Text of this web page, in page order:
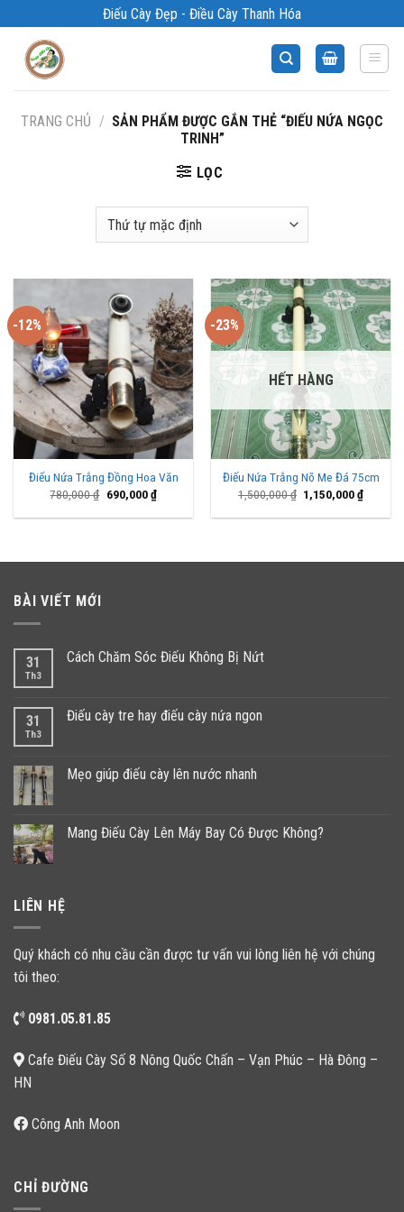
qua
Điếu Cày Đẹp - Điều Cày Thanh Hóa
TRANG CHỦ / SẢN PHẨM ĐƯỢC GẮN THẺ “ĐIẾU NỨA NGỌC
TRINH”
LỌC
-12%
Điếu Nứa Trắng Đồng Hoa Văn
780,000₫ Giá
là:
690,000₫Giá
hiện
tại
-23%
HẾT HÀNG
Điếu Nứa Trắng Nõ Me Đá 75cm
1,500,000₫ Giá
gốc
là:
1,150,000₫Giá
tại
BÀI VIẾT MỚI
31
Th3
Cách Chăm Sóc Điếu Không Bị Nứt
31
Th3
Điếu cày tre hay điếu cày nứa ngon
Mẹo giúp điếu cày lên nước nhanh
Mang Điếu Cày Lên Máy Bay Có Được Không?
LIÊN HỆ
Quý khách có nhu cầu cần được tư vấn vui lòng liên hệ với chúng
tôi theo:
0981.05.81.85
Cafe Điếu Cày Số 8 Nông Quốc Chấn – Vạn Phúc – Hà Đông –
HN
Công Anh Moon
CHỈ ĐƯỜNG